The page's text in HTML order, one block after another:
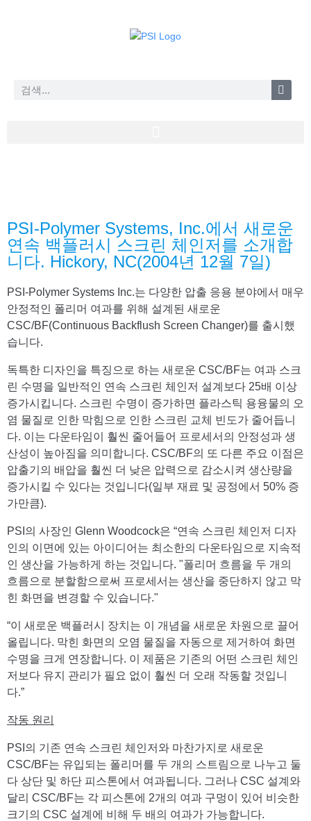
PSI-Polymer Systems, Inc.에서 새로운
연속 백플러시 스크린 체인저를 소개합
니다. Hickory, NC(2004년 12월 7일)
PSI-Polymer Systems Inc.는 다양한 압출 응용 분야에서 매우
안정적인 폴리머 여과를 위해 설계된 새로운
CSC/BF(Continuous Backflush Screen Changer)를 출시했
습니다.
독특한 디자인을 특징으로 하는 새로운 CSC/BF는 여과 스크
린 수명을 일반적인 연속 스크린 체인저 설계보다 25배 이상
증가시킵니다. 스크린 수명이 증가하면 플라스틱 용융물의 오
염 물질로 인한 막힘으로 인한 스크린 교체 빈도가 줄어듭니
다. 이는 다운타임이 훨씬 줄어들어 프로세서의 안정성과 생
산성이 높아짐을 의미합니다. CSC/BF의 또 다른 주요 이점은
압출기의 배압을 훨씬 더 낮은 압력으로 감소시켜 생산량을
증가시킬 수 있다는 것입니다(일부 재료 및 공정에서 50% 증
가만큼).
PSI의 사장인 Glenn Woodcock은 “연속 스크린 체인저 디자
인의 이면에 있는 아이디어는 최소한의 다운타임으로 지속적
인 생산을 가능하게 하는 것입니다. "폴리머 흐름을 두 개의
흐름으로 분할함으로써 프로세서는 생산을 중단하지 않고 막
힌 화면을 변경할 수 있습니다."
“이 새로운 백플러시 장치는 이 개념을 새로운 차원으로 끌어
올립니다. 막힌 화면의 오염 물질을 자동으로 제거하여 화면
수명을 크게 연장합니다. 이 제품은 기존의 어떤 스크린 체인
저보다 유지 관리가 필요 없이 훨씬 더 오래 작동할 것입니
다.”
작동 원리
PSI의 기존 연속 스크린 체인저와 마찬가지로 새로운
CSC/BF는 유입되는 폴리머를 두 개의 스트림으로 나누고 둘
다 상단 및 하단 피스톤에서 여과됩니다. 그러나 CSC 설계와
달리 CSC/BF는 각 피스톤에 2개의 여과 구멍이 있어 비슷한
크기의 CSC 설계에 비해 두 배의 여과가 가능합니다.